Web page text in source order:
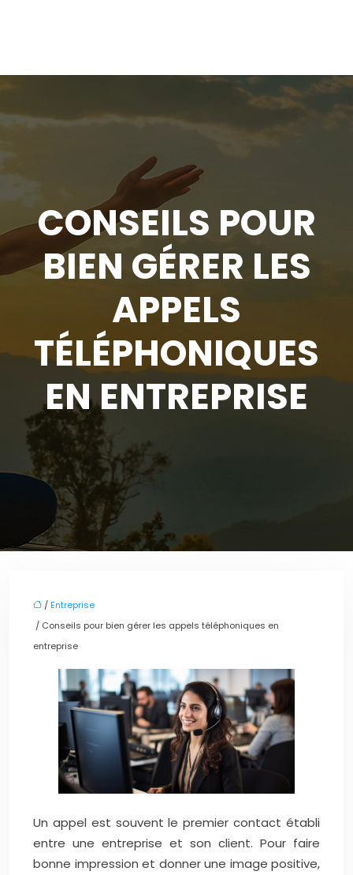
CONSEILS POUR
BIEN GÉRER LES
APPELS
TÉLÉPHONIQUES
EN ENTREPRISE
/ Entreprise
/ Conseils pour bien gérer les appels téléphoniques en
entreprise
Un appel est souvent le premier contact établi
entre une entreprise et son client. Pour faire
bonne impression et donner une image positive,